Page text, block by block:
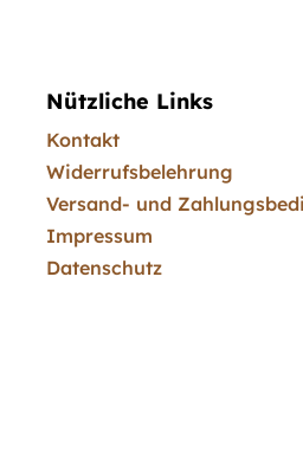
Nützliche Links
Kontakt
Widerrufsbelehrung
Versand- und
Impressum
Datenschutz